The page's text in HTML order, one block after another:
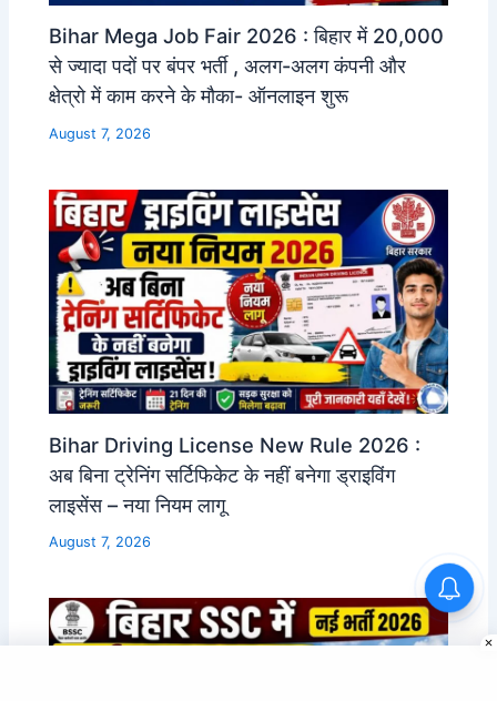
Bihar Mega Job Fair 2026 : बिहार में 20,000
से ज्यादा पदों पर बंपर भर्ती , अलग-अलग कंपनी और
क्षेत्रो में काम करने के मौका- ऑनलाइन शुरू
August 7, 2026
Bihar Driving License New Rule 2026 :
अब बिना ट्रेनिंग सर्टिफिकेट के नहीं बनेगा ड्राइविंग
लाइसेंस – नया नियम लागू
August 7, 2026